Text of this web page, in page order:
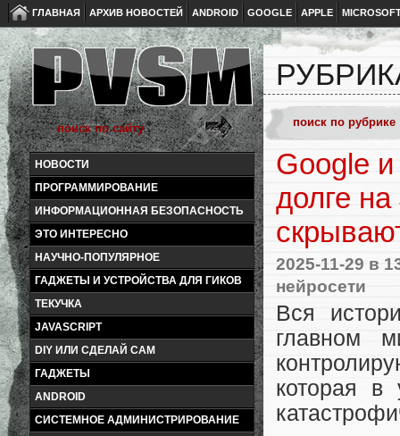
ГЛАВНАЯ АРХИВ НОВОСТЕЙ ANDROID GOOGLE APPLE
НОВОСТИ
ПРОГРАММИРОВАНИЕ
ИНФОРМАЦИОННАЯ БЕЗОПАСНОСТЬ
ЭТО ИНТЕРЕСНО
НАУЧНО-ПОПУЛЯРНОЕ
ГАДЖЕТЫ И УСТРОЙСТВА ДЛЯ ГИКОВ
ТЕКУЧКА
JAVASCRIPT
DIY ИЛИ СДЕЛАЙ САМ
ГАДЖЕТЫ
ANDROID
СИСТЕМНОЕ АДМИНИСТРИРОВАНИЕ
Google
долге
2025-11-29 в
нейросети
Вся
главном
которая